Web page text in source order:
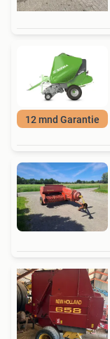
12 mnd Garantie